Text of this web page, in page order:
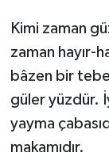
Kimi zaman
zaman hayır-
bâzen bir
güler yüzdür.
yayma
makamıdır.